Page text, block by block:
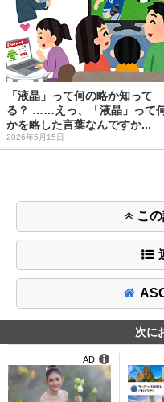
「液晶」って何の略か知って
る？ ……えっ、「液晶」って
かを略した言葉なんですか...
2026年5月15日
こ
次に
AD